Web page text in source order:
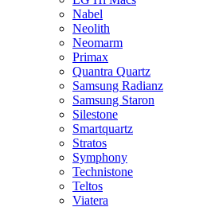
Nabel
Neolith
Neomarm
Primax
Quantra Quartz
Samsung Radianz
Samsung Staron
Silestone
Smartquartz
Stratos
Symphony
Technistone
Teltos
Viatera